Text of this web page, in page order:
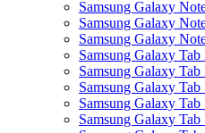
Samsung Galaxy
Samsung Galaxy
Samsung Galaxy
Samsung Galaxy Tab
Samsung Galaxy Tab
Samsung Galaxy Tab
Samsung Galaxy
Samsung Galaxy